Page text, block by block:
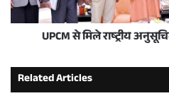
UPCM से मिले राष्ट्रीय
Related Articles